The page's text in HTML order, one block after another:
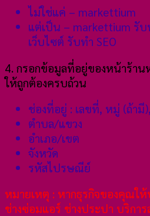
ไม่ใช่แค่ – markettium
แต่เป็น – markettium รั
เว็บไซต์ รับทำ SEO
4. กรอกข้อมูลที่อยู่ของหน้าร้า
ให้ถูกต้องครบถ้วน
ช่องที่อยู่ : เลขที่, หมู่ (ถ้ามี
ตำบล/แขวง
อำเภอ/เขต
จังหวัด
รหัสไปรษณีย์
หมายเหตุ : หากธุรกิจของคุณใ
ช่างซ่อมแอร์ ช่างประปา บริการ